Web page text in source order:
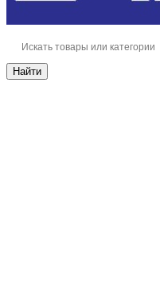
Найти